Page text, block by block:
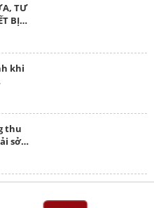
TƯ
BỊ…
khi
thu
sở…